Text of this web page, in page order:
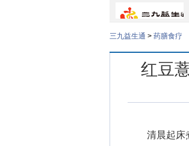
三九益生通 > 药膳食疗
红豆
清晨起床煮